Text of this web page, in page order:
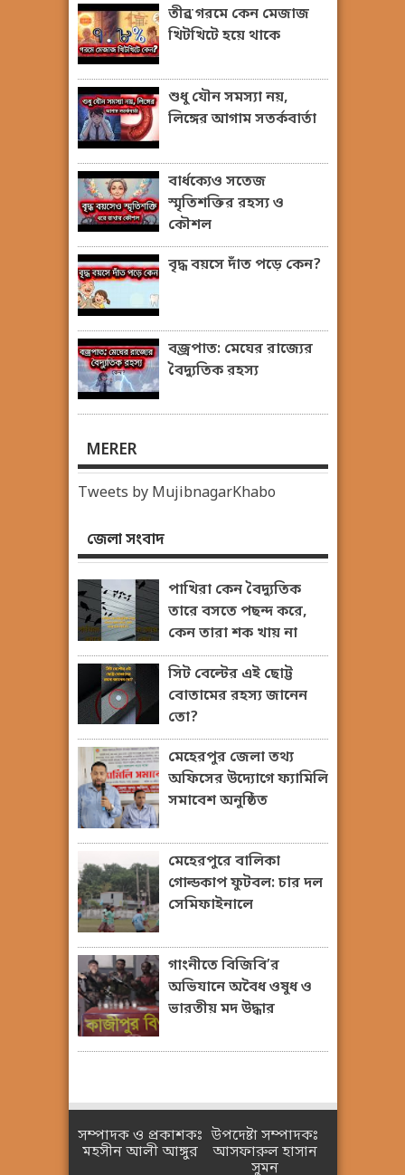
তীব্র গরমে কেন মেজাজ
খিটখিটে হয়ে থাকে
শুধু যৌন সমস্যা নয়,
লিঙ্গের আগাম সতর্কবার্তা
বার্ধক্যেও সতেজ
স্মৃতিশক্তির রহস্য ও
কৌশল
বৃদ্ধ বয়সে দাঁত পড়ে কেন?
বজ্রপাত: মেঘের রাজ্যের
বৈদ্যুতিক রহস্য
MERER
Tweets by MujibnagarKhabo
জেলা সংবাদ
পাখিরা কেন বৈদ্যুতিক
তারে বসতে পছন্দ করে,
কেন তারা শক খায় না
সিট বেল্টের এই ছোট্ট
বোতামের রহস্য জানেন
তো?
মেহেরপুর জেলা তথ্য
অফিসের উদ্যোগে ফ্যামিলি
সমাবেশ অনুষ্ঠিত
মেহেরপুরে বালিকা
গোল্ডকাপ ফুটবল: চার দল
সেমিফাইনালে
গাংনীতে বিজিবি’র
অভিযানে অবৈধ ওষুধ ও
ভারতীয় মদ উদ্ধার
সম্পাদক ও প্রকাশকঃ
মহসীন আলী আঙ্গুর
উপদেষ্টা সম্পাদকঃ
আসফারুল হাসান
সুমন